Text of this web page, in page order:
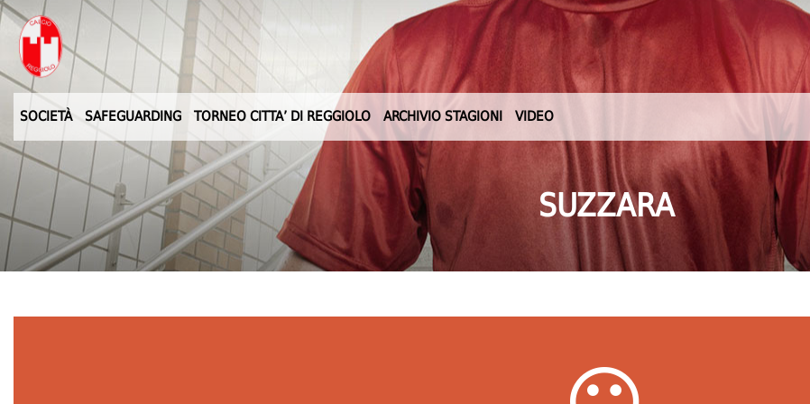
SOCIETÀ SAFEGUARDING TORNEO CITTA’ DI REGGIOLO ARCHIVIO STAGIONI VIDEO
SUZZARA